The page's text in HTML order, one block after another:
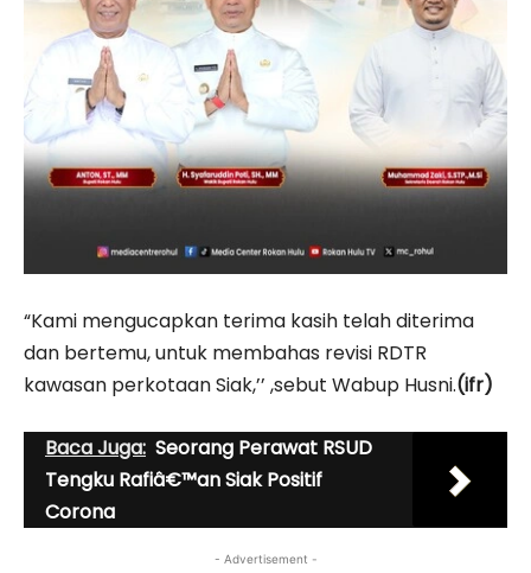
“Kami mengucapkan terima kasih telah diterima
dan bertemu, untuk membahas revisi RDTR
kawasan perkotaan Siak,’’ ,sebut Wabup Husni.(ifr)
Baca Juga: Seorang Perawat RSUD
Tengku Rafiâ€™an Siak Positif
Corona
- Advertisement -